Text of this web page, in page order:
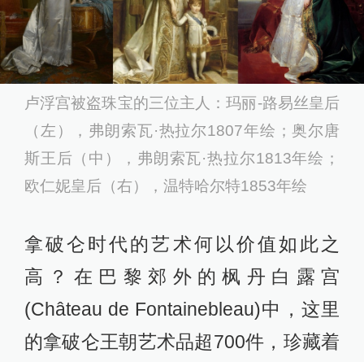
卢浮宫被盗珠宝的三位主人：玛丽-路易丝皇后
（左），弗朗索瓦·热拉尔1807年绘；奥尔唐
斯王后（中），弗朗索瓦·热拉尔1813年绘；
欧仁妮皇后（右），温特哈尔特1853年绘
拿破仑时代的艺术何以价值如此之
高？在巴黎郊外的枫丹白露宫
(Château de Fontainebleau)中，这里
的拿破仑王朝艺术品超700件，珍藏着